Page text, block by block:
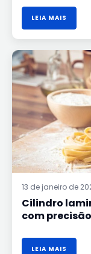
LEIA MAIS
13 de janeiro de
Cilindro
com precisão
CILINDRO
TEXTURA
E
ESPESSURA
COM
PRECISÃO
LEIA MAIS